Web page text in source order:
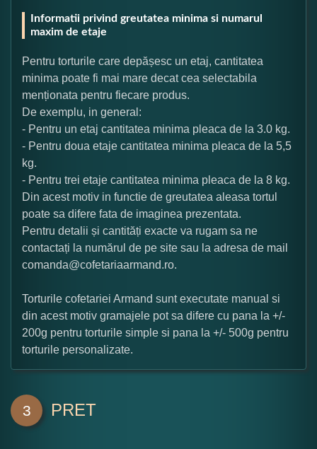
Informatii privind greutatea minima si numarul
maxim de etaje
Pentru torturile care depășesc un etaj, cantitatea
minima poate fi mai mare decat cea selectabila
menționata pentru fiecare produs.
De exemplu, in general:
- Pentru un etaj cantitatea minima pleaca de la 3.0 kg.
- Pentru doua etaje cantitatea minima pleaca de la 5,5
kg.
- Pentru trei etaje cantitatea minima pleaca de la 8 kg.
Din acest motiv in functie de greutatea aleasa tortul
poate sa difere fata de imaginea prezentata.
Pentru detalii și cantități exacte va rugam sa ne
contactați la numărul de pe site sau la adresa de mail
comanda@cofetariaarmand.ro.
Torturile cofetariei Armand sunt executate manual si
din acest motiv gramajele pot sa difere cu pana la +/-
200g pentru torturile simple si pana la +/- 500g pentru
torturile personalizate.
3 PRET